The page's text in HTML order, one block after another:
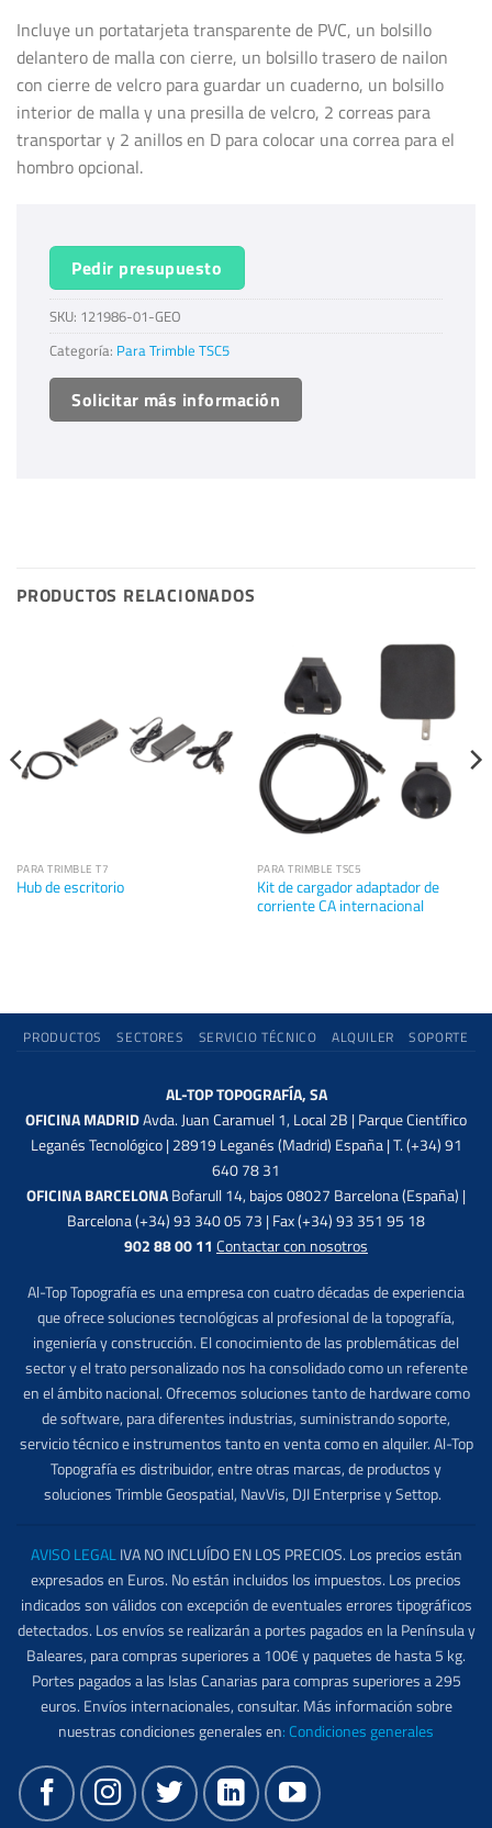
Incluye un portatarjeta transparente de PVC, un bolsillo
delantero de malla con cierre, un bolsillo trasero de nailon
con cierre de velcro para guardar un cuaderno, un bolsillo
interior de malla y una presilla de velcro, 2 correas para
transportar y 2 anillos en D para colocar una correa para el
hombro opcional.
Pedir presupuesto
SKU: 121986-01-GEO
Categoría: Para Trimble TSC5
Solicitar más información
PRODUCTOS RELACIONADOS
PARA TRIMBLE T7
Hub de escritorio
PARA TRIMBLE TSC5
Kit de cargador adaptador de
corriente CA internacional
PRODUCTOS SECTORES SERVICIO TÉCNICO ALQUILER SOPORTE
AL-TOP TOPOGRAFÍA, SA
OFICINA MADRIDAvda. Juan Caramuel 1, Local 2B | Parque Científico
Leganés Tecnológico | 28919 Leganés (Madrid) España | T. (+34) 91
640 78 31
OFICINA BARCELONABofarull 14, bajos 08027 Barcelona (España) |
Barcelona (+34) 93 340 05 73 | Fax (+34) 93 351 95 18
902 88 00 11 Contactar con nosotros
Al-Top Topografía es una empresa con cuatro décadas de experiencia
que ofrece soluciones tecnológicas al profesional de la topografía,
ingeniería y construcción. El conocimiento de las problemáticas del
sector y el trato personalizado nos ha consolidado como un referente
en el ámbito nacional. Ofrecemos soluciones tanto de hardware como
de software, para diferentes industrias, suministrando soporte,
servicio técnico e instrumentos tanto en venta como en alquiler. Al-Top
Topografía es distribuidor, entre otras marcas, de productos y
soluciones Trimble Geospatial, NavVis, DJI Enterprise y Settop.
AVISO LEGALIVA NO INCLUÍDO EN LOS PRECIOS. Los precios están
expresados en Euros. No están incluidos los impuestos. Los precios
indicados son válidos con excepción de eventuales errores tipográficos
detectados. Los envíos se realizarán a portes pagados en la Península y
Baleares, para compras superiores a 100€ y paquetes de hasta 5 kg.
Portes pagados a las Islas Canarias para compras superiores a 295
euros. Envíos internacionales, consultar. Más información sobre
nuestras condiciones generales en: Condiciones generales